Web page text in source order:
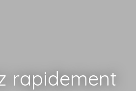
rapidement